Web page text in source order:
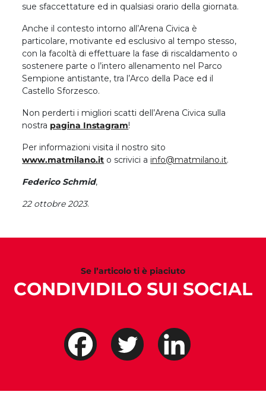
sue sfaccettature ed in qualsiasi orario della giornata.
Anche il contesto intorno all’Arena Civica è
particolare, motivante ed esclusivo al tempo stesso,
con la facoltà di effettuare la fase di riscaldamento o
sostenere parte o l’intero allenamento nel Parco
Sempione antistante, tra l’Arco della Pace ed il
Castello Sforzesco.
Non perderti i migliori scatti dell’Arena Civica sulla
nostra pagina Instagram!
Per informazioni visita il nostro sito
www.matmilano.it o scrivici a info@matmilano.it.
Federico Schmid,
22 ottobre 2023.
Se l’articolo ti è piaciuto
CONDIVIDILO SUI SOCIAL